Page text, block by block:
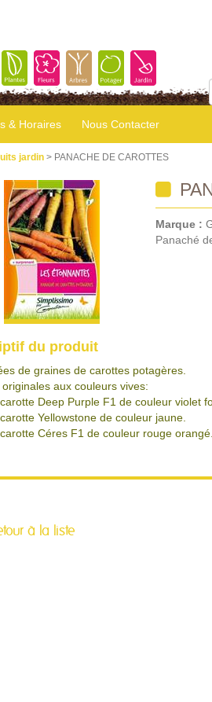
& Horaires Nous Contacter
jardin > PANACHE DE CAROTTES
Marque :
Panaché
du produit
de graines de carottes potagères.
originales aux couleurs vives:
Deep Purple F1 de couleur violet
Yellowstone de couleur jaune.
Céres F1 de couleur rouge orangé.
à la liste